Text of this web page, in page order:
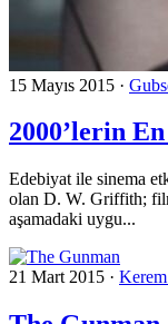
15 Mayıs 2015 ·
2000’lerin
Edebiyat ile sinema
olan D. W. Griffith;
aşamadaki uygu...
21 Mart 2015 ·